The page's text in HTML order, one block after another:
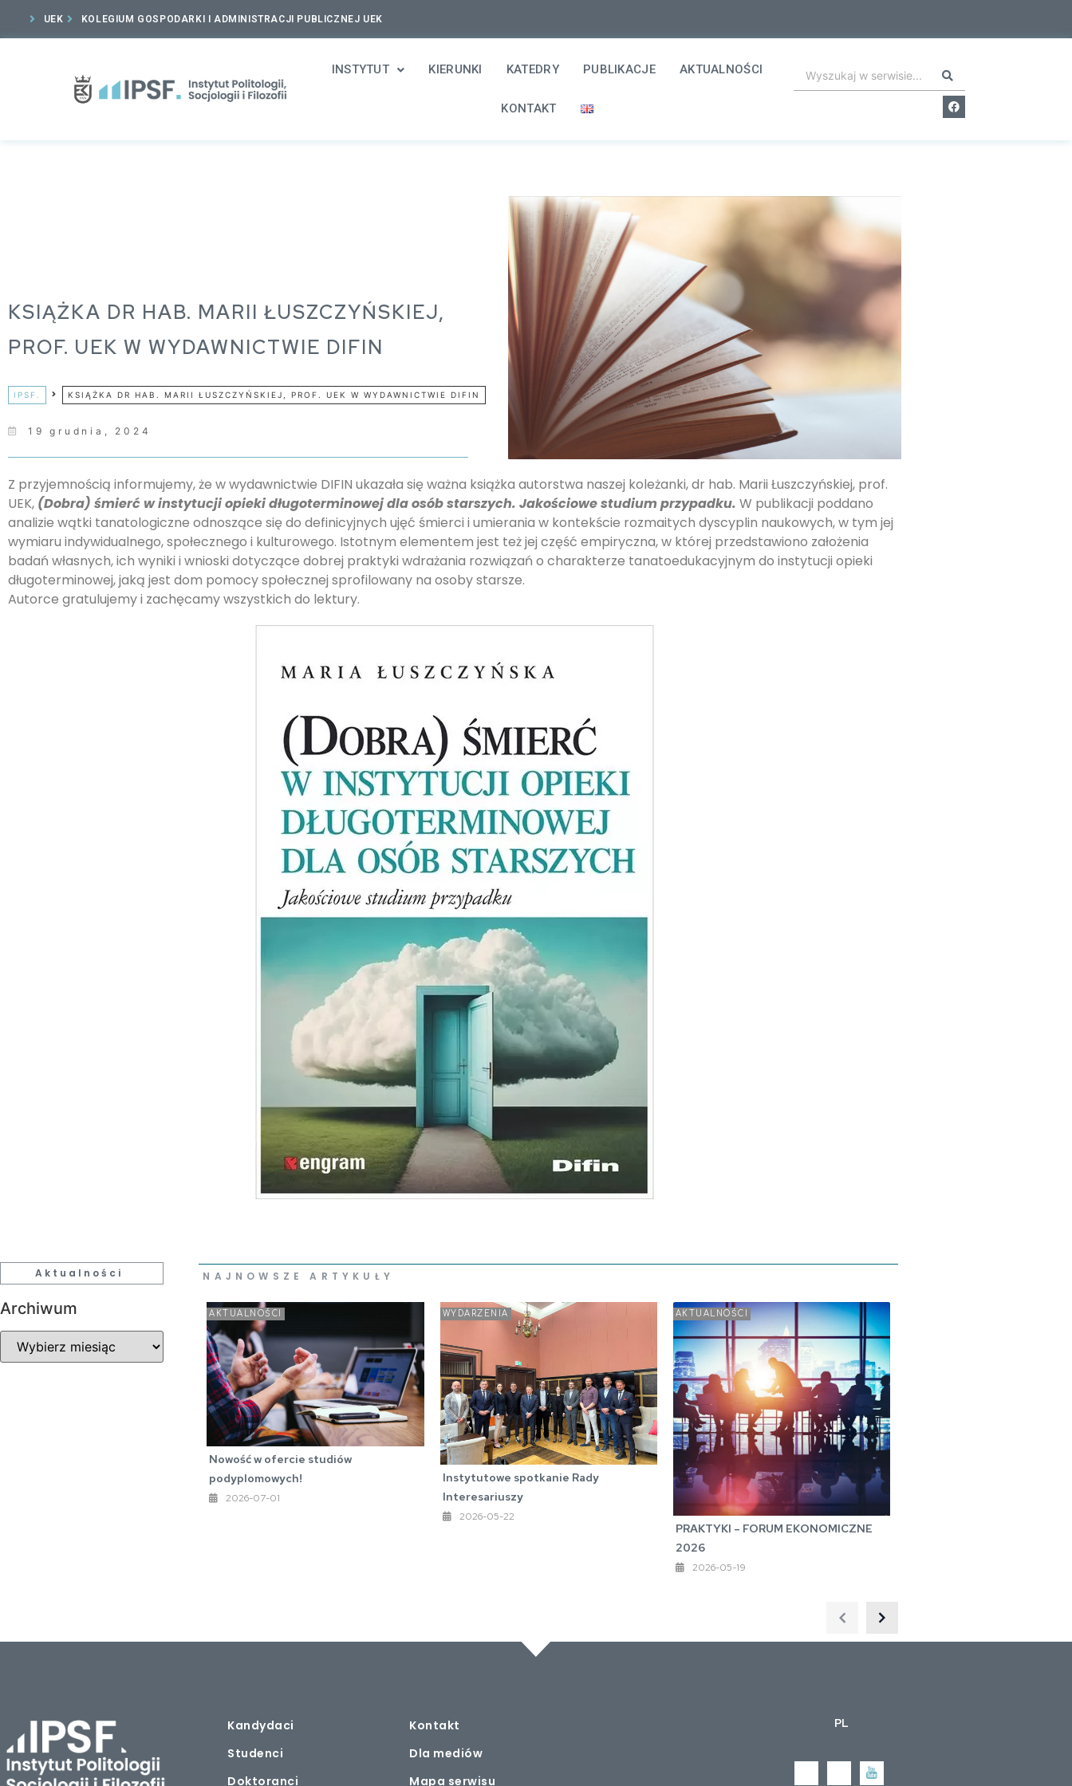
UEK KOLEGIUM GOSPODARKI I ADMINISTRACJI PUBLICZNEJ UEK
INSTYTUT KIERUNKI KATEDRY PUBLIKACJE AKTUALNOŚCI
KONTAKT
KSIĄŻKA DR HAB. MARII ŁUSZCZYŃSKIEJ,
PROF. UEK W WYDAWNICTWIE DIFIN
IPSF. KSIĄŻKA DR HAB. MARII ŁUSZCZYŃSKIEJ, PROF. UEK W WYDAWNICTWIE DIFIN
19 grudnia, 2024
Z przyjemnością informujemy, że w wydawnictwie DIFIN ukazała się ważna książka autorstwa naszej koleżanki, dr hab. Marii Łuszczyńskiej, prof.
UEK, (Dobra) śmierć w instytucji opieki długoterminowej dla osób starszych. Jakościowe studium przypadku. W publikacji poddano
analizie wątki tanatologiczne odnoszące się do definicyjnych ujęć śmierci i umierania w kontekście rozmaitych dyscyplin naukowych, w tym jej
wymiaru indywidualnego, społecznego i kulturowego. Istotnym elementem jest też jej część empiryczna, w której przedstawiono założenia
badań własnych, ich wyniki i wnioski dotyczące dobrej praktyki wdrażania rozwiązań o charakterze tanatoedukacyjnym do instytucji opieki
długoterminowej, jaką jest dom pomocy społecznej sprofilowany na osoby starsze.
Autorce gratulujemy i zachęcamy wszystkich do lektury.
Aktualności
Archiwum
NAJNOWSZE ARTYKUŁY
AKTUALNOŚCI
Nowość w ofercie studiów
podyplomowych!
2026-07-01
WYDARZENIA
Instytutowe spotkanie Rady
Interesariuszy
2026-05-22
AKTUALNOŚCI
PRAKTYKI – FORUM EKONOMICZNE
2026
2026-05-19
Kandydaci
Studenci
Doktoranci
Kontakt
Dla mediów
Mapa serwisu
PL